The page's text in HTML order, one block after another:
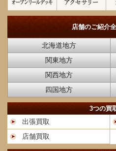
店舗のご紹介
北海道地方
関東地方
関西地方
四国地方
3つの買
出張買取
店舗買取